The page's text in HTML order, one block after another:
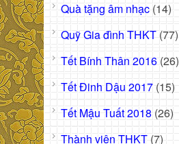
Quà tặng âm nhạc (14)
Quỹ Gia đình THKT (77)
Tết Bính Thân 2016 (26)
Tết Đinh Dậu 2017 (15)
Tết Mậu Tuất 2018 (26)
Thành viên THKT (7)